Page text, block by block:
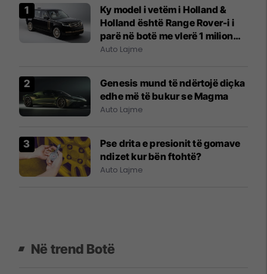
Ky model i vetëm i Holland &
Holland është Range Rover-i i
parë në botë me vlerë 1 milion
funte
Auto Lajme
Genesis mund të ndërtojë diçka
edhe më të bukur se Magma
Auto Lajme
Pse drita e presionit të gomave
ndizet kur bën ftohtë?
Auto Lajme
Në trend Botë